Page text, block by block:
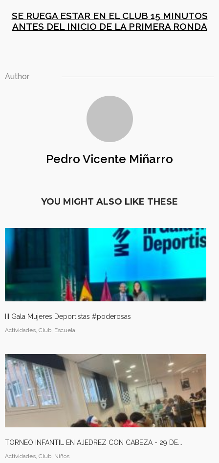
SE RUEGA ESTAR EN EL CLUB 15 MINUTOS
ANTES DEL INICIO DE LA PRIMERA RONDA
Author
Pedro Vicente Miñarro
YOU MIGHT ALSO LIKE THESE
III Gala Mujeres Deportistas #poderosas
Actividades, Club, Escuela
TORNEO INFANTIL EN AJEDREZ CON CABEZA - 29 DE...
Actividades, Club, Niños